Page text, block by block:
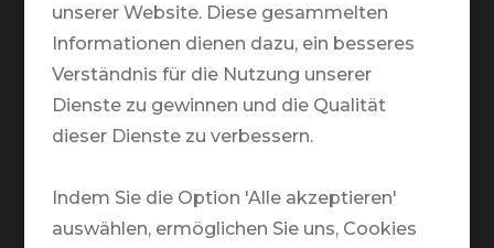
TRAVELZONE AG
Google Maps Standort
+41 41 552 55 00
Montag bis Freitag:
09.00 - 12.00 / 13.00 - 18.00
unserer Website. Diese gesammelten
Informationen dienen dazu, ein besseres
Verständnis für die Nutzung unserer
Dienste zu gewinnen und die Qualität
dieser Dienste zu verbessern.
Indem Sie die Option 'Alle akzeptieren'
auswählen, ermöglichen Sie uns, Cookies